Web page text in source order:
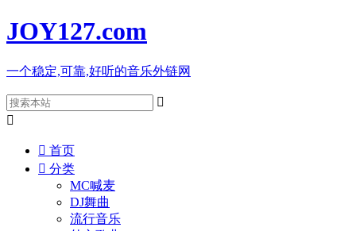
JOY127.com
一个稳定,可靠,好听的音乐外链网


 首页
 分类
MC喊麦
DJ舞曲
流行音乐